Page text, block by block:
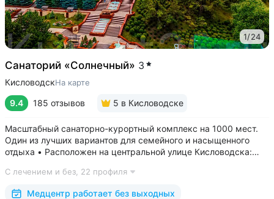
1/24
Санаторий «Солнечный» 3
КисловодскНа карте
9.4 185 отзывов 5 в Кисловодске
Масштабный санаторно-курортный комплекс на 1000 мест.
Один из лучших вариантов для семейного и насыщенного
отдыха • Расположен на центральной улице Кисловодска:
за 15 минут • Бесплатный трансфер до Курортного парка
и основных достопримечательностей...
С лечением и без, 22 профиля
Медцентр работает без выходных